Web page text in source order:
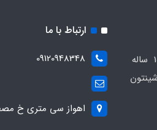
مجموعه مهدی اسپرت باسابقه 10 ساله
ارتباط با ما
09120948348
اهواز سی متری خ